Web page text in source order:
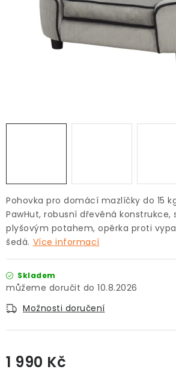
Testovací laboratoř
Blog o bydlení a zahradě
Pohovka pro domácí mazlíčky do 15
PawHut, robusní dřevěná konstrukce,
plyšovým potahem, opěrka proti
šedá. Více informací
Skladem
10.8.2026
Možnosti doručení
1 990 Kč